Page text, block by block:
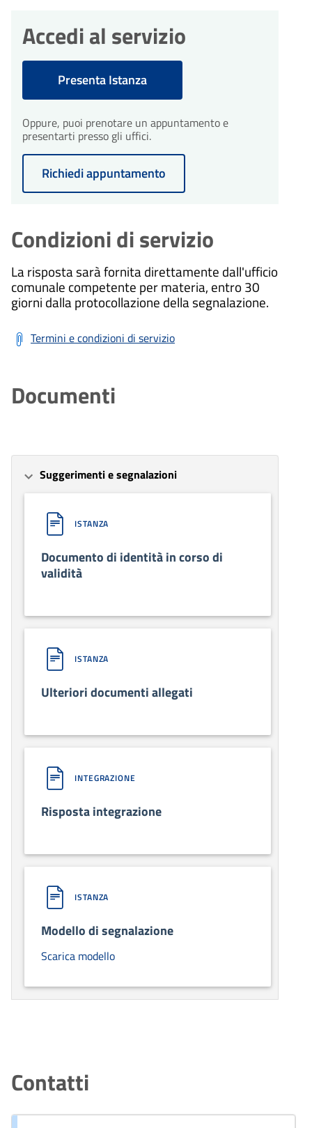
Accedi al servizio
Presenta Istanza
Oppure, puoi prenotare un appuntamento e
presentarti presso gli uffici.
Richiedi appuntamento
Condizioni di servizio
La risposta sarà fornita direttamente dall'ufficio
comunale competente per materia, entro 30
giorni dalla protocollazione della segnalazione.
Termini e condizioni di servizio
Documenti
Suggerimenti e segnalazioni
ISTANZA
Documento di identità in corso di
validità
ISTANZA
Ulteriori documenti allegati
INTEGRAZIONE
Risposta integrazione
ISTANZA
Modello di segnalazione
Scarica modello
Contatti